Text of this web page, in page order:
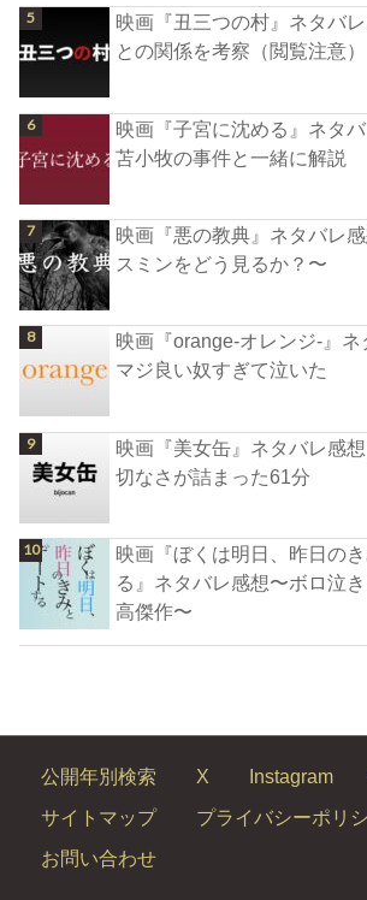
映画『丑三つの村』ネタバ
との関係を考察（閲覧注意）
映画『子宮に沈める』ネタバ
苫小牧の事件と一緒に解説
映画『悪の教典』ネタバレ
スミンをどう見るか？〜
映画『orange-オレンジ-』
マジ良い奴すぎて泣いた
映画『美女缶』ネタバレ感
切なさが詰まった61分
映画『ぼくは明日、昨日の
る』ネタバレ感想〜ボロ泣
高傑作〜
公開年別検索 X Instagram
サイトマップ
プライバシーポリ
お問い合わせ